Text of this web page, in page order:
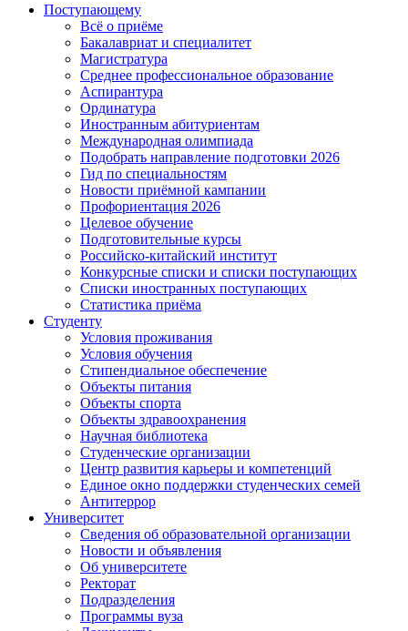
Поступающему
Всё о приёме
Бакалавриат и специалитет
Магистратура
Среднее профессиональное образование
Аспирантура
Ординатура
Иностранным абитуриентам
Международная олимпиада
Подобрать направление подготовки 2026
Гид по специальностям
Новости приёмной кампании
Профориентация 2026
Целевое обучение
Подготовительные курсы
Российско-китайский институт
Конкурсные списки и списки поступающих
Списки иностранных поступающих
Статистика приёма
Студенту
Условия проживания
Условия обучения
Стипендиальное обеспечение
Объекты питания
Объекты спорта
Объекты здравоохранения
Научная библиотека
Студенческие организации
Центр развития карьеры и компетенций
Единое окно поддержки студенческих семей
Антитеррор
Университет
Сведения об образовательной организации
Новости и объявления
Об университете
Ректорат
Подразделения
Программы вуза